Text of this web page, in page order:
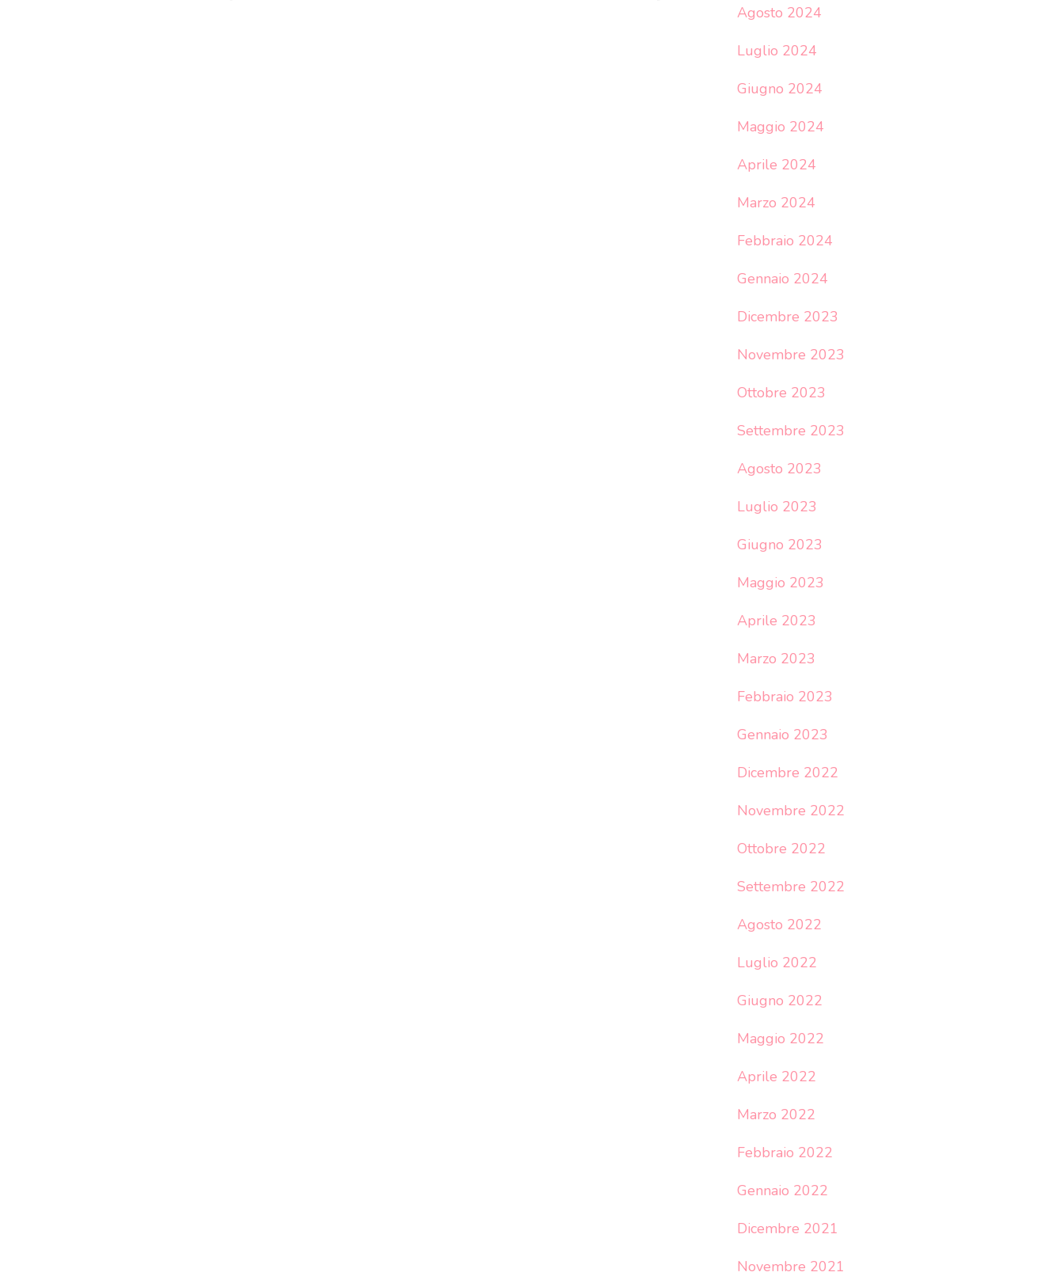
Agosto 2024
Luglio 2024
Giugno 2024
Maggio 2024
Aprile 2024
Marzo 2024
Febbraio 2024
Gennaio 2024
Dicembre 2023
Novembre 2023
Ottobre 2023
Settembre 2023
Agosto 2023
Luglio 2023
Giugno 2023
Maggio 2023
Aprile 2023
Marzo 2023
Febbraio 2023
Gennaio 2023
Dicembre 2022
Novembre 2022
Ottobre 2022
Settembre 2022
Agosto 2022
Luglio 2022
Giugno 2022
Maggio 2022
Aprile 2022
Marzo 2022
Febbraio 2022
Gennaio 2022
Dicembre 2021
Novembre 2021